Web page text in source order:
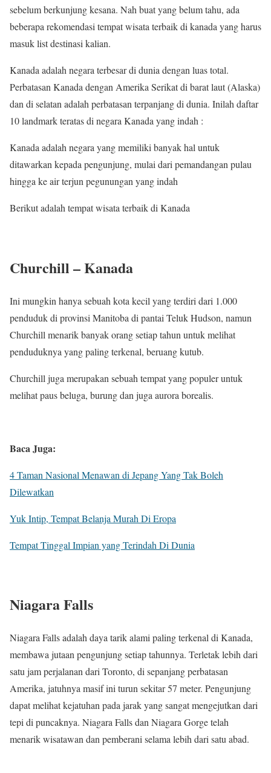
sebelum berkunjung kesana. Nah buat yang belum tahu, ada
beberapa rekomendasi tempat wisata terbaik di kanada yang harus
masuk list destinasi kalian.
Kanada adalah negara terbesar di dunia dengan luas total.
Perbatasan Kanada dengan Amerika Serikat di barat laut (Alaska)
dan di selatan adalah perbatasan terpanjang di dunia. Inilah daftar
10 landmark teratas di negara Kanada yang indah :
Kanada adalah negara yang memiliki banyak hal untuk
ditawarkan kepada pengunjung, mulai dari pemandangan pulau
hingga ke air terjun pegunungan yang indah
Berikut adalah tempat wisata terbaik di Kanada
Churchill – Kanada
Ini mungkin hanya sebuah kota kecil yang terdiri dari 1.000
penduduk di provinsi Manitoba di pantai Teluk Hudson, namun
Churchill menarik banyak orang setiap tahun untuk melihat
penduduknya yang paling terkenal, beruang kutub.
Churchill juga merupakan sebuah tempat yang populer untuk
melihat paus beluga, burung dan juga aurora borealis.
Baca Juga:
4 Taman Nasional Menawan di Jepang Yang Tak Boleh
Dilewatkan
Yuk Intip, Tempat Belanja Murah Di Eropa
Tempat Tinggal Impian yang Terindah Di Dunia
Niagara Falls
Niagara Falls adalah daya tarik alami paling terkenal di Kanada,
membawa jutaan pengunjung setiap tahunnya. Terletak lebih dari
satu jam perjalanan dari Toronto, di sepanjang perbatasan
Amerika, jatuhnya masif ini turun sekitar 57 meter. Pengunjung
dapat melihat kejatuhan pada jarak yang sangat mengejutkan dari
tepi di puncaknya. Niagara Falls dan Niagara Gorge telah
menarik wisatawan dan pemberani selama lebih dari satu abad.